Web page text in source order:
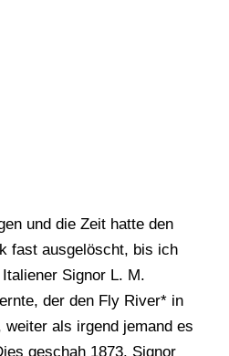
und die Zeit hatte den
fast ausgelöscht, bis ich
Signor L. M.
der den Fly River* in
weiter als irgend jemand es
geschah 1873. Signor